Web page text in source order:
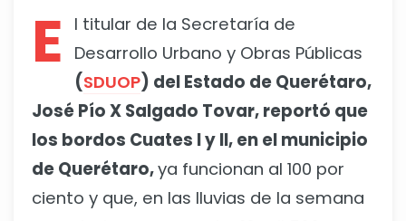
E
l titular de la Secretaría de
Desarrollo Urbano y Obras Públicas
(SDUOP) del Estado de Querétaro,
José Pío X Salgado Tovar, reportó que
los bordos Cuates I y II, en el municipio
de Querétaro,ya funcionan al 100 por
ciento y que, en las lluvias de la semana